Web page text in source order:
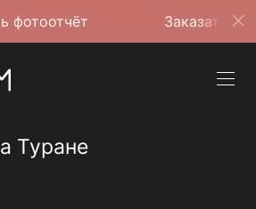
Заказать фотоотчёт
Туране